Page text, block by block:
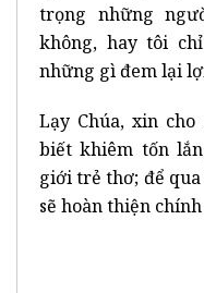
trọng những
không, hay tôi
những gì đem lại
Lạy Chúa, xin
biết khiêm tốn
giới trẻ thơ; để
sẽ hoàn thiện